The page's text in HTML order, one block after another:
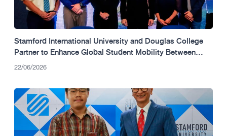
Stamford International University and Douglas College
Partner to Enhance Global Student Mobility Between
Thailand and Canada.
22/06/2026